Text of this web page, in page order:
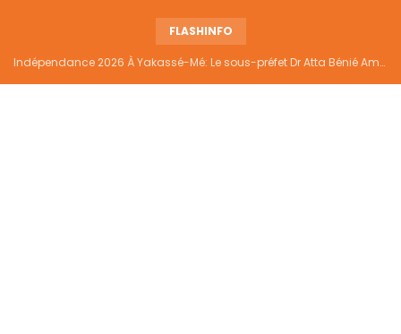
FLASHINFO
Indépendance 2026 À Yakassé-Mé: Le sous-préfet Dr Atta Bénié Amédé appelle à l’unité, à la sécurité et au développement